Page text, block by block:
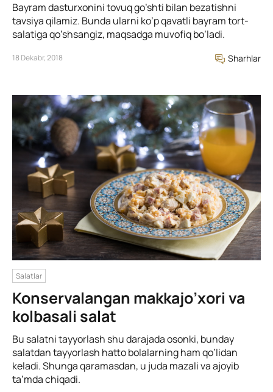
Bayram dasturxonini tovuq go’shti bilan bezatishni
tavsiya qilamiz. Bunda ularni ko’p qavatli bayram tort-
salatiga qo’shsangiz, maqsadga muvofiq bo’ladi.
18 Dekabr, 2018 Sharhlar
Salatlar
Konservalangan makkajo’xori va
kolbasali salat
Bu salatni tayyorlash shu darajada osonki, bunday
salatdan tayyorlash hatto bolalarning ham qo’lidan
keladi. Shunga qaramasdan, u juda mazali va ajoyib
ta’mda chiqadi.